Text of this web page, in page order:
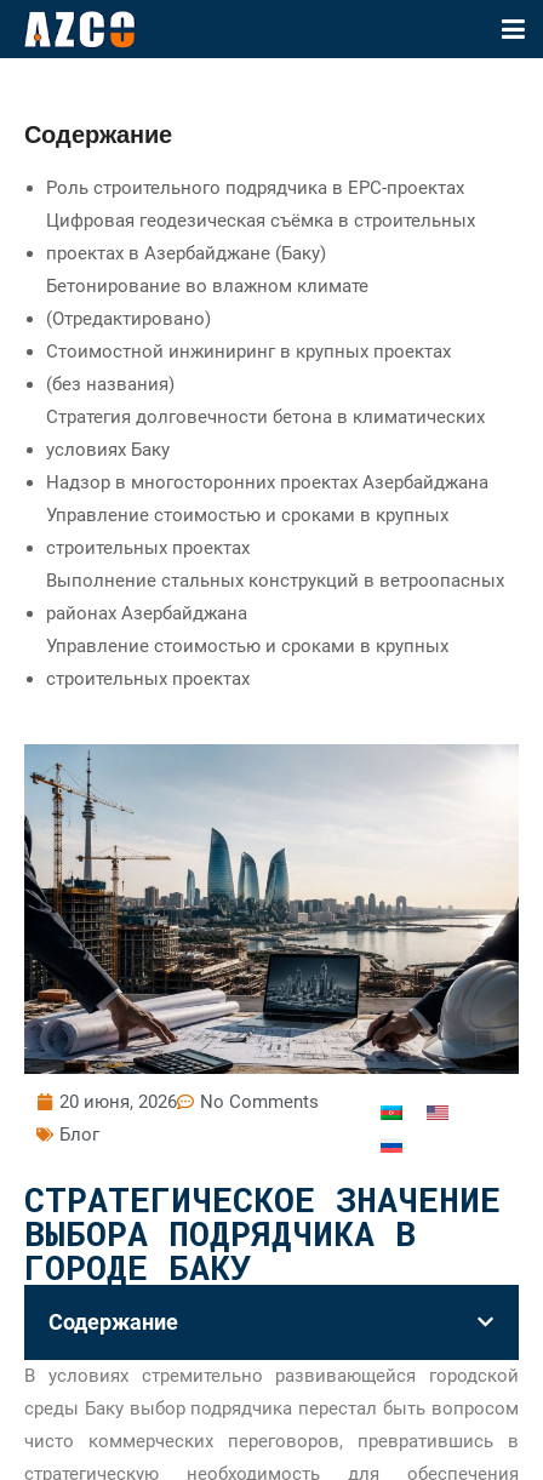
Содержание
Роль строительного подрядчика в EPC-проектах
Цифровая геодезическая съёмка в строительных
проектах в Азербайджане (Баку)
Бетонирование во влажном климате
(Отредактировано)
Стоимостной инжиниринг в крупных проектах
(без названия)
Стратегия долговечности бетона в климатических
условиях Баку
Надзор в многосторонних проектах Азербайджана
Управление стоимостью и сроками в крупных
строительных проектах
Выполнение стальных конструкций в ветроопасных
районах Азербайджана
Управление стоимостью и сроками в крупных
строительных проектах
20 июня, 2026
No Comments
Блог
СТРАТЕГИЧЕСКОЕ ЗНАЧЕНИЕ
ВЫБОРА ПОДРЯДЧИКА В
ГОРОДЕ БАКУ
Содержание
В условиях стремительно развивающейся городской
среды Баку выбор подрядчика перестал быть вопросом
чисто коммерческих переговоров, превратившись в
стратегическую необходимость для обеспечения